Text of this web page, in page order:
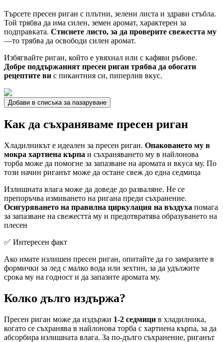
Търсете пресен риган с плътни, зелени листа и здрави стъбла.
Той трябва да има силен, земен аромат, характерен за
подправката. Стиснете листо, за да проверите свежестта му
—то трябва да освободи силен аромат.
Избягвайте риган, който е увяхнал или с кафяви ръбове.
Добре поддържаният пресен риган трябва да обогати
рецептите ви с пикантния си, пиперлив вкус.
Добави в списъка за пазаруване
Как да съхраняваме пресен риган
Хладилникът е идеален за пресен риган. Опаковането му в
мокра хартиена кърпа и съхраняването му в найлонова
торба може да помогне за запазване на аромата и вкуса му. По
този начин риганът може да остане свеж до една седмица
Излишната влага може да доведе до разваляне. Не се
препоръчва измиването на ригана преди съхранение.
Осигуряването на правилна циркулация на въздуха помага
за запазване на свежестта му и предотвратява образуването на
плесен
✅ Интересен факт
Ако имате излишен пресен риган, опитайте да го замразите в
формички за лед с малко вода или зехтин, за да удължите
срока му на годност и да запазите аромата му.
Колко дълго издържа?
Пресен риган може да издържи 1-2 седмици в хладилника,
когато се съхранява в найлонова торба с хартиена кърпа, за да
абсорбира излишната влага. За по-дълго съхранение, риганът